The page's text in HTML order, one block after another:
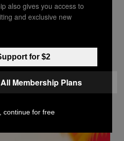
NETFLIX
Trailer
Netflix on August
also gives you access to
and exclusive new
for $2
Membership Plans
continue for free